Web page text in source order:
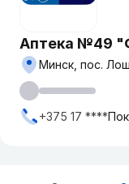
Аптека №49
Минск, пос.
+375 17 ****